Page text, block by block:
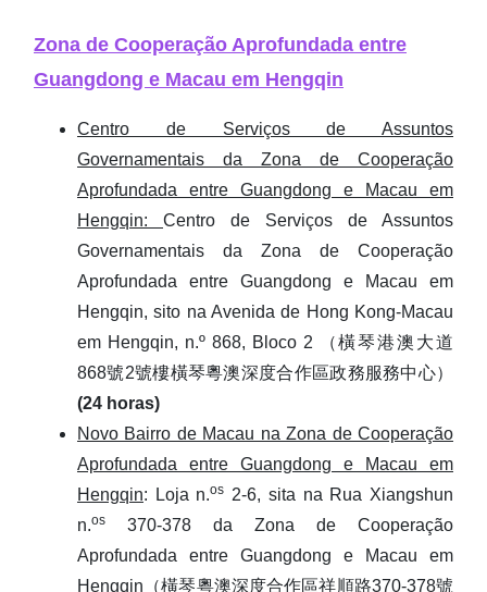
Zona de Cooperação Aprofundada entre
Guangdong e Macau em Hengqin
Centro de Serviços de Assuntos
Governamentais da Zona de Cooperação
Aprofundada entre Guangdong e Macau em
Hengqin: Centro de Serviços de Assuntos
Governamentais da Zona de Cooperação
Aprofundada entre Guangdong e Macau em
Hengqin, sito na Avenida de Hong Kong-Macau
em Hengqin, n.º 868, Bloco 2 （橫琴港澳大道
868號2號樓橫琴粵澳深度合作區政務服務中心）
(24 horas)
Novo Bairro de Macau na Zona de Cooperação
Aprofundada entre Guangdong e Macau em
Hengqin: Loja n.os 2-6, sita na Rua Xiangshun
n.os
370-378 da Zona de Cooperação
Aprofundada entre Guangdong e Macau em
Hengqin（橫琴粵澳深度合作區祥順路370-378號